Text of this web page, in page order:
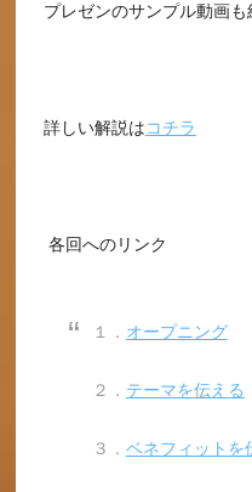
プレゼンのサンプル動画も
詳しい解説はコチラ
各回へのリンク
１． オープニング
２． テーマを伝える
３． ベネフィットを